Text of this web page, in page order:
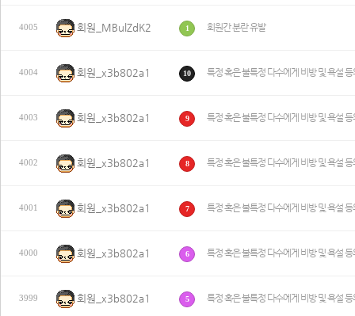
4005 회원_MBulZdK2 1 회원간 분란 유발
4004 회원_x3b802a1 10 특정 혹은 불특정 다수에게 비방 및 욕설 등
4003 회원_x3b802a1 9 특정 혹은 불특정 다수에게 비방 및 욕설 등
4002 회원_x3b802a1 8 특정 혹은 불특정 다수에게 비방 및 욕설 등
4001 회원_x3b802a1 7 특정 혹은 불특정 다수에게 비방 및 욕설 등
4000 회원_x3b802a1 6 특정 혹은 불특정 다수에게 비방 및 욕설 등
3999 회원_x3b802a1 5 특정 혹은 불특정 다수에게 비방 및 욕설 등